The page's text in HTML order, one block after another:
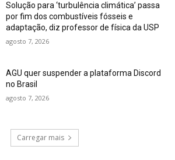
Solução para ‘turbulência climática’ passa
por fim dos combustíveis fósseis e
adaptação, diz professor de física da USP
agosto 7, 2026
AGU quer suspender a plataforma Discord
no Brasil
agosto 7, 2026
Carregar mais